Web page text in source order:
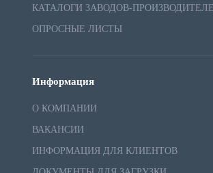
КАТАЛОГИ ЗАВОДОВ-
ОПРОСНЫЕ ЛИСТЫ
Информация
О КОМПАНИИ
ВАКАНСИИ
ИНФОРМАЦИЯ ДЛЯ КЛИЕНТОВ